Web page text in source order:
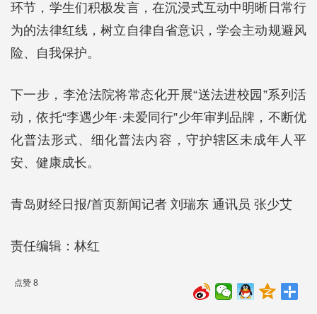
环节，学生们积极发言，在沉浸式互动中明晰日常行
为的法律红线，树立自律自省意识，学会主动规避风
险、自我保护。
下一步，李沧法院将常态化开展“送法进校园”系列活
动，依托“李遇少年·未爱同行”少年审判品牌，不断优
化普法形式、细化普法内容，守护辖区未成年人平
安、健康成长。
青岛财经日报/首页新闻记者 刘瑞东 通讯员 张少艾
责任编辑：林红
点赞 8